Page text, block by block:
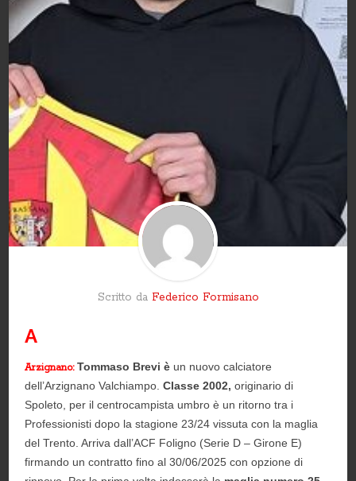
Scritto da Federico Formisano
A
Arzignano:Tommaso Brevi è un nuovo calciatore
dell’Arzignano Valchiampo.Classe 2002, originario di
Spoleto, per il centrocampista umbro è un ritorno tra i
Professionisti dopo la stagione 23/24 vissuta con la maglia
del Trento. Arriva dall’ACF Foligno (Serie D – Girone E)
firmando un contratto fino al 30/06/2025 con opzione di